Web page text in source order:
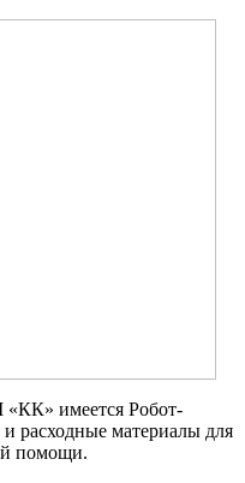
имеется Робот-
расходные материалы для
помощи.